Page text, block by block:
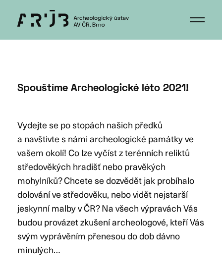
Spouštíme Archeologické léto 2021!
Vydejte se po stopách našich předků
a navštivte s námi archeologické památky ve
vašem okolí! Co lze vyčíst z terénních reliktů
středověkých hradišť nebo pravěkých
mohylníků? Chcete se dozvědět jak probíhalo
dolování ve středověku, nebo vidět nejstarší
jeskynní malby v ČR? Na všech výpravách Vás
budou provázet zkušení archeologové, kteří Vás
svým vyprávěním přenesou do dob dávno
minulých…